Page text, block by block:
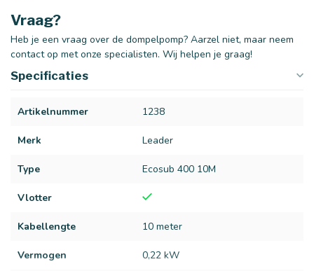
Vraag?
Heb je een vraag over de dompelpomp? Aarzel niet, maar neem
contact op met onze specialisten. Wij helpen je graag!
Specificaties
Artikelnummer 1238
Merk Leader
Type Ecosub 400 10M
Vlotter
Kabellengte 10 meter
Vermogen 0,22 kW